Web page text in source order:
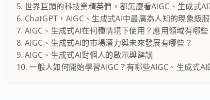
世界巨頭的科技業精英們，都怎麼看AIGC、生成式
ChatGPT，AIGC、生成式AI中最廣為人知的現象級
AIGC、生成式AI在何種情境下使用？應用領域有哪些
AIGC、生成式AI的市場潛力與未來發展有哪些？
AIGC、生成式AI對個人的啟示與建議
一般人如何開始學習AIGC？有哪些AIGC、生成式